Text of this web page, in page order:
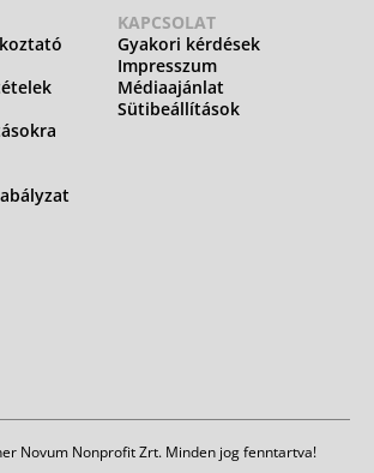
KAPCSOLAT
Gyakori kérdések
Impresszum
Médiaajánlat
Sütibeállítások
Novum Nonprofit Zrt. Minden jog fenntartva!